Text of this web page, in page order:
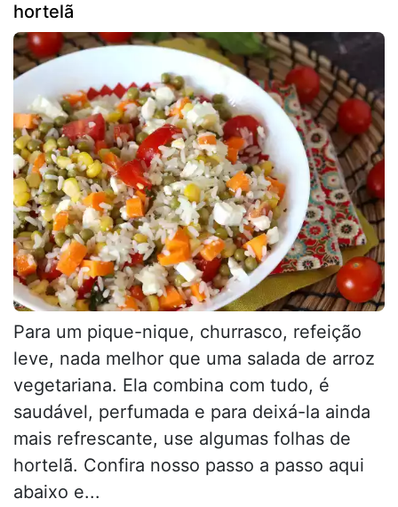
hortelã
Para um pique-nique, churrasco, refeição
leve, nada melhor que uma salada de arroz
vegetariana. Ela combina com tudo, é
saudável, perfumada e para deixá-la ainda
mais refrescante, use algumas folhas de
hortelã. Confira nosso passo a passo aqui
abaixo e...